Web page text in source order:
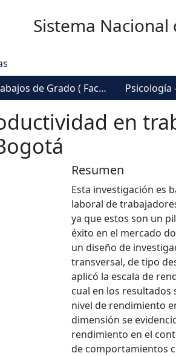
Sistema Nacional
Trabajos de Grado ( Facultad de Sociedad, Cultura y Creatividad) Psicología
en
Resumen
Esta investigación es
laboral de
ya que estos son un
éxito en el mercado
un diseño de
transversal, de tipo
aplicó la escala de
cual en los
nivel de rendimiento
dimensión se
rendimiento en el
de comportamientos